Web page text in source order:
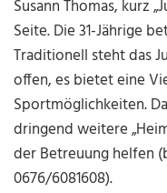
Susann Thomas, kurz
Seite. Die 31-Jährige
Traditionell steht das
offen, es bietet eine
Sportmöglichkeiten.
dringend weitere
der Betreuung helfen
0676/6081608).